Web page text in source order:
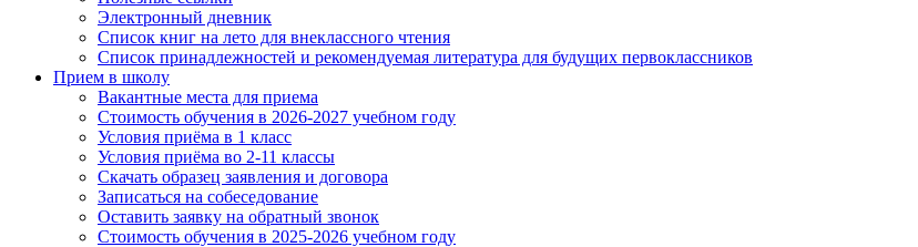
Электронный дневник
Список книг на лето для внеклассного чтения
Список принадлежностей и рекомендуемая литература для будущих первоклассников
Прием в школу
Вакантные места для приема
Стоимость обучения в 2026-2027 учебном году
Условия приёма в 1 класс
Условия приёма во 2-11 классы
Скачать образец заявления и договора
Записаться на собеседование
Оставить заявку на обратный звонок
Стоимость обучения в 2025-2026 учебном году